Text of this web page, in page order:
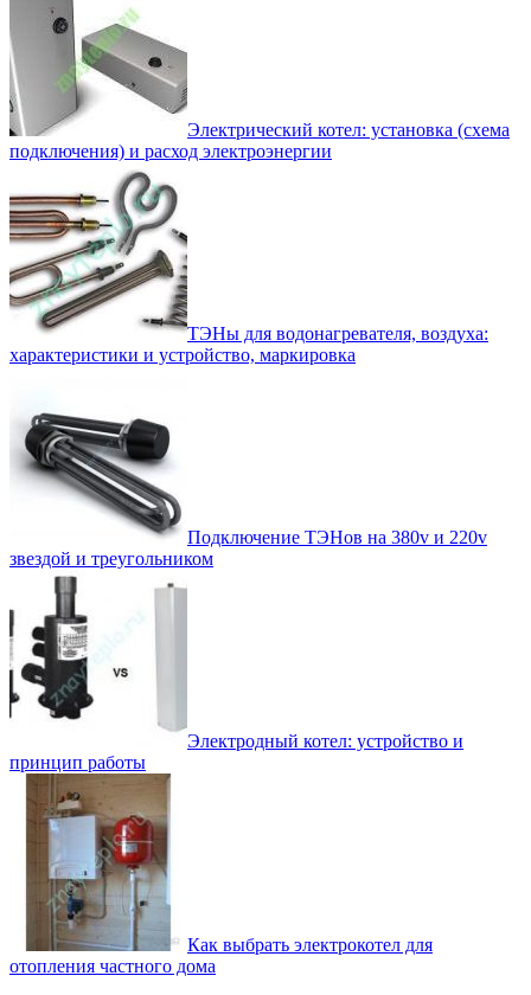
Электрический котел: установка (схема
подключения) и расход электроэнергии
ТЭНы для водонагревателя, воздуха:
характеристики и устройство, маркировка
Подключение ТЭНов на 380v и 220v
звездой и треугольником
Электродный котел: устройство и
принцип работы
Как выбрать электрокотел для
отопления частного дома